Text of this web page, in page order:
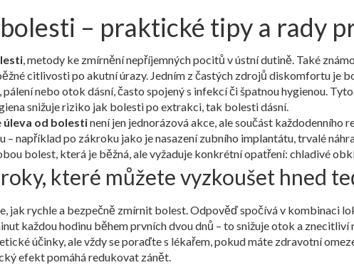
– praktické tipy a rady
,metody ke zmírnění nepříjemných pocitů v ústní dutině. Také
citlivosti po akutní úrazy. Jedním z častých zdrojů diskomfortu je
,pálení nebo otok dásní, často spojený s infekcí či špatnou hygienou.
snižuje riziko jak bolesti po extrakci, tak bolesti dásní.
úleva od bolestinení jen jednorázová akce, ale součást každodenního
– například po zákroku jako je nasazenízubního implantátu,trvalé
bolest, která je běžná, ale vyžaduje konkrétní opatření: chladivé
které můžete vyzkoušet hned
jak rychle a bezpečně zmírnit bolest. Odpověď spočívá v kombinaci
každou hodinu během prvních dvou dnů – to snižuje otok a
účinky, ale vždy se poraďte s lékařem, pokud máte zdravotní
efekt pomáhá redukovat zánět.